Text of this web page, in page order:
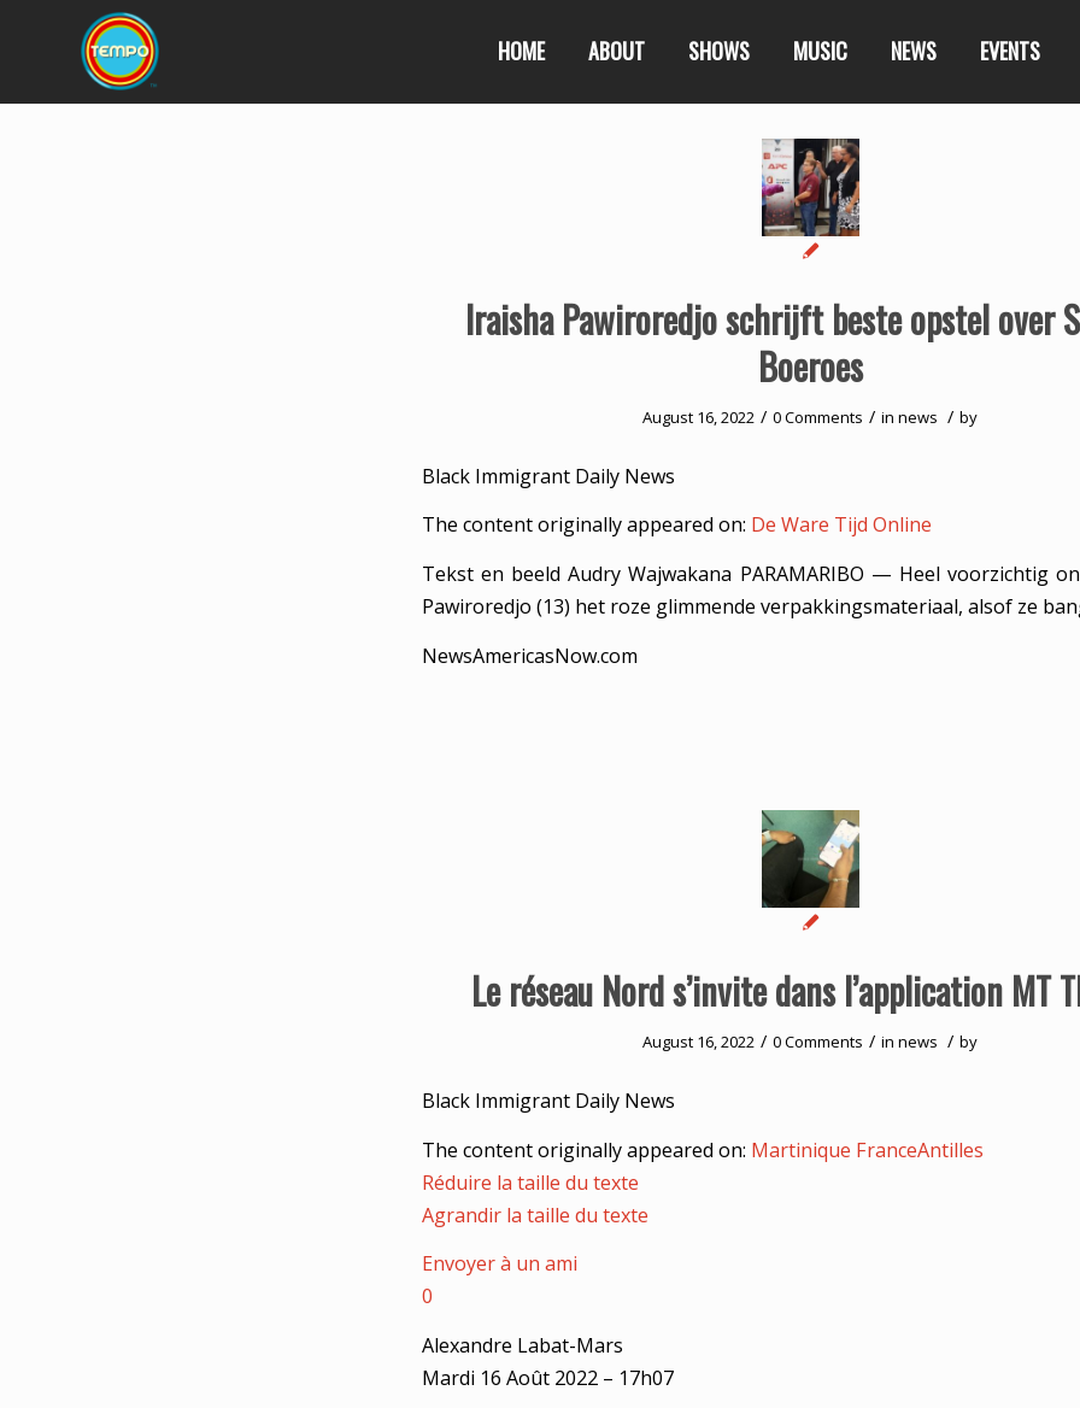
HOME ABOUT SHOWS MUSIC NEWS EVENTS
Iraisha Pawiroredjo schrijft beste opstel over
Boeroes
August 16, 2022 / 0 Comments / in news / by
Black Immigrant Daily News
The content originally appeared on: De Ware Tijd Online
Tekst en beeld Audry Wajwakana PARAMARIBO — Heel voorzichtig
Pawiroredjo (13) het roze glimmende verpakkingsmateriaal, alsof ze
NewsAmericasNow.com
Le réseau Nord s’invite dans l’application MT
August 16, 2022 / 0 Comments / in news / by
Black Immigrant Daily News
The content originally appeared on: Martinique FranceAntilles
Réduire la taille du texte
Agrandir la taille du texte
Envoyer à un ami
0
Alexandre Labat-Mars
Mardi 16 Août 2022 – 17h07